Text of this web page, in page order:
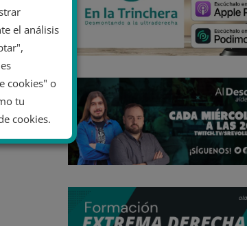
el análisis
cookies" o
tu
cookies.